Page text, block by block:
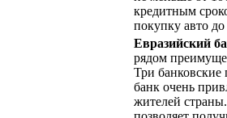
кредитным
покупку авто
Евразийский
рядом
Три
банк очень
жителей